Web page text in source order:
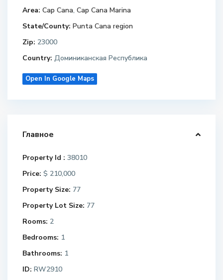
Area: Cap Cana, Cap Cana Marina
State/County: Punta Cana region
Zip: 23000
Country: Доминиканская Республика
Open In Google Maps
Главное
Property Id : 38010
Price: $ 210,000
Property Size: 77
Property Lot Size: 77
Rooms: 2
Bedrooms: 1
Bathrooms: 1
ID: RW2910